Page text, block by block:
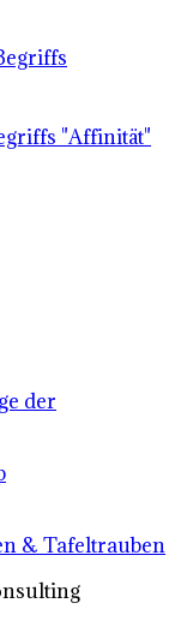
"Affinität"
der
& Tafeltrauben